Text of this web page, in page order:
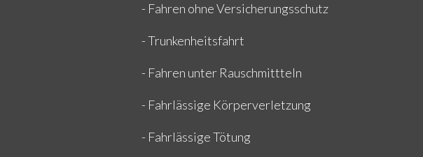
- Fahren ohne Versicherungsschutz
- Trunkenheitsfahrt
- Fahren unter Rauschmittteln
- Fahrlässige Körperverletzung
- Fahrlässige Tötung